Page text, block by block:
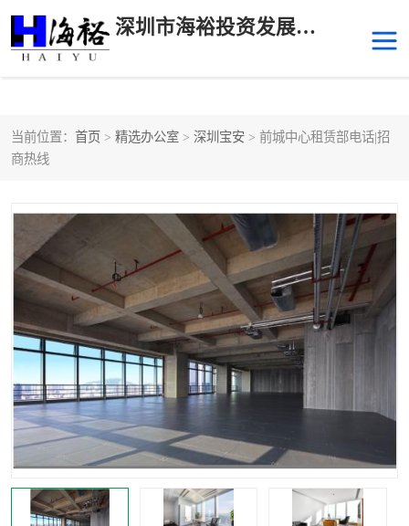
深圳市海裕投资发展有限公司
当前位置： 首页 > 精选办公室 > 深圳宝安 > 前城中心租赁部电话|招
商热线
后海
前海 深圳湾科技生态园
福田中心区写字楼租赁 宝安中心区
深圳宝安 福田车公庙
罗湖水贝 南山南油
龙华
宝安区 西乡
兴东 石岩